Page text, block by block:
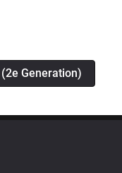
Generation)